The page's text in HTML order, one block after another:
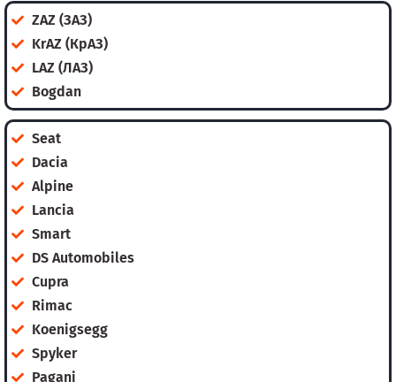
ZAZ (ЗАЗ)
KrAZ (КрАЗ)
LAZ (ЛАЗ)
Bogdan
Seat
Dacia
Alpine
Lancia
Smart
DS Automobiles
Cupra
Rimac
Koenigsegg
Spyker
Pagani